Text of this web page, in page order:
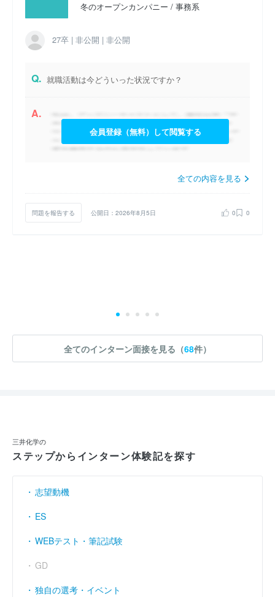
冬のオープンカンパニー / 事務系
27卒 | 非公開 | 非公開
Q. 就職活動は今どういった状況ですか？
A.
会員登録（無料）して閲覧する
全ての内容を見る
問題を報告する 公開日：2026年8月5日 0 0
全てのインターン面接を見る（68件）
三井化学の
ステップからインターン体験記を探す
志望動機
ES
WEBテスト・筆記試験
GD
独自の選考・イベント